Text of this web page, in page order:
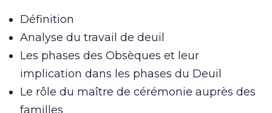
Définition
Analyse du travail de deuil
Les phases des Obsèques et leur
implication dans les phases du Deuil
Le rôle du maître de cérémonie auprès des
familles